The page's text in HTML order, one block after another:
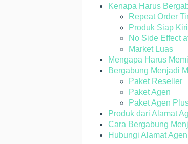
Kenapa Harus
Repeat Order
Produk Siap
No Side Effect
Market Luas
Mengapa Harus
Bergabung Menjadi
Paket Reseller
Paket Agen
Paket Agen
Produk dari Alamat
Cara Bergabung
Hubungi Alamat